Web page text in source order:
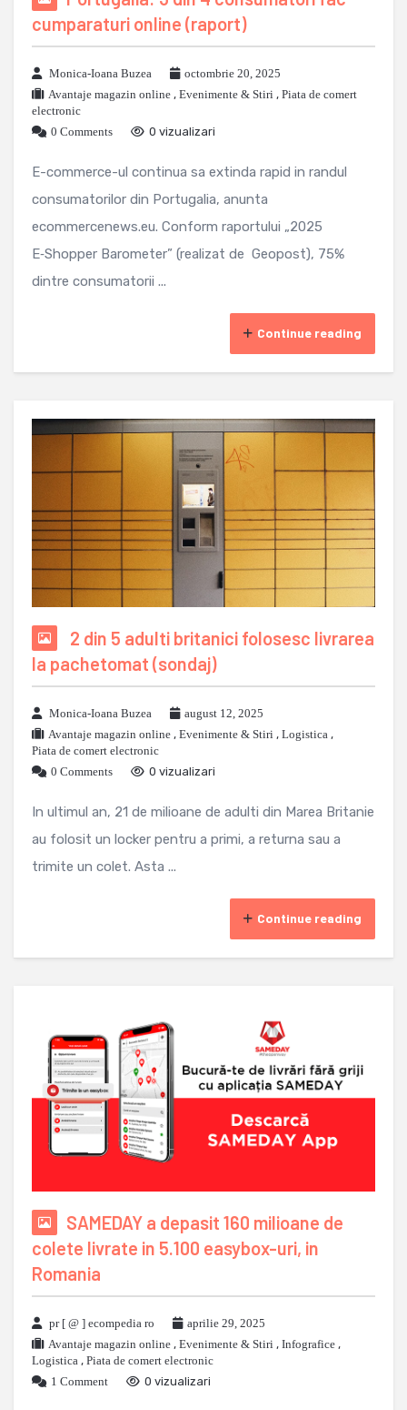
cumparaturi online (raport)
Monica-Ioana Buzea
octombrie 20, 2025
Avantaje magazin online , Evenimente & Stiri , Piata de comert
electronic
0 Comments
0 vizualizari
E-commerce-ul continua sa extinda rapid in randul
consumatorilor din Portugalia, anunta
ecommercenews.eu. Conform raportului „2025
E‑Shopper Barometer” (realizat de Geopost), 75%
dintre consumatorii ...
Continue reading
2 din 5 adulti britanici folosesc livrarea
la pachetomat (sondaj)
Monica-Ioana Buzea
august 12, 2025
Avantaje magazin online , Evenimente & Stiri , Logistica ,
Piata de comert electronic
0 Comments
0 vizualizari
In ultimul an, 21 de milioane de adulti din Marea Britanie
au folosit un locker pentru a primi, a returna sau a
trimite un colet. Asta ...
Continue reading
SAMEDAY a depasit 160 milioane de
colete livrate in 5.100 easybox-uri, in
Romania
pr [ @ ] ecompedia ro
aprilie 29, 2025
Avantaje magazin online , Evenimente & Stiri , Infografice ,
Logistica , Piata de comert electronic
1 Comment
0 vizualizari